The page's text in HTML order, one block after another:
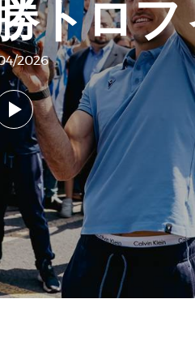
トロ
2026